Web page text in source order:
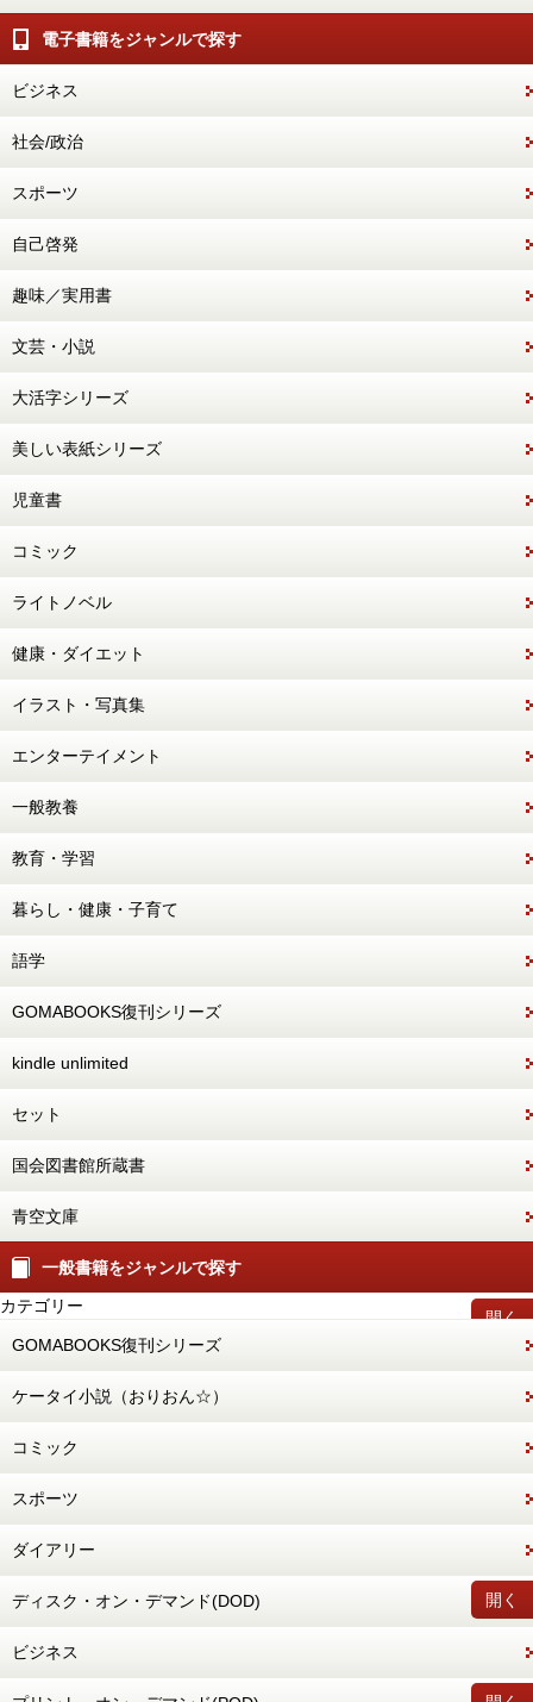
電子書籍をジャンルで探す
ビジネス
社会/政治
スポーツ
自己啓発
趣味／実用書
文芸・小説
大活字シリーズ
美しい表紙シリーズ
児童書
コミック
ライトノベル
健康・ダイエット
イラスト・写真集
エンターテイメント
一般教養
教育・学習
暮らし・健康・子育て
語学
GOMABOOKS復刊シリーズ
kindle unlimited
セット
国会図書館所蔵書
青空文庫
一般書籍をジャンルで探す
開く
カテゴリー
GOMABOOKS復刊シリーズ
ケータイ小説（おりおん☆）
コミック
スポーツ
ダイアリー
開く
ディスク・オン・デマンド(DOD)
ビジネス